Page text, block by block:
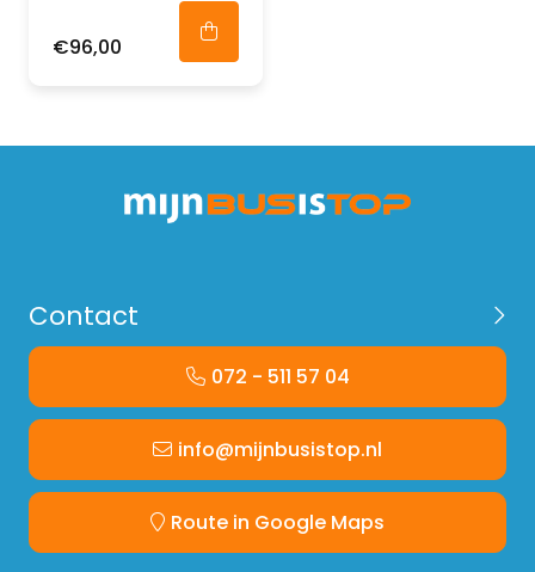
€96,00
Contact
072 - 511 57 04
info@mijnbusistop.nl
Route in Google Maps